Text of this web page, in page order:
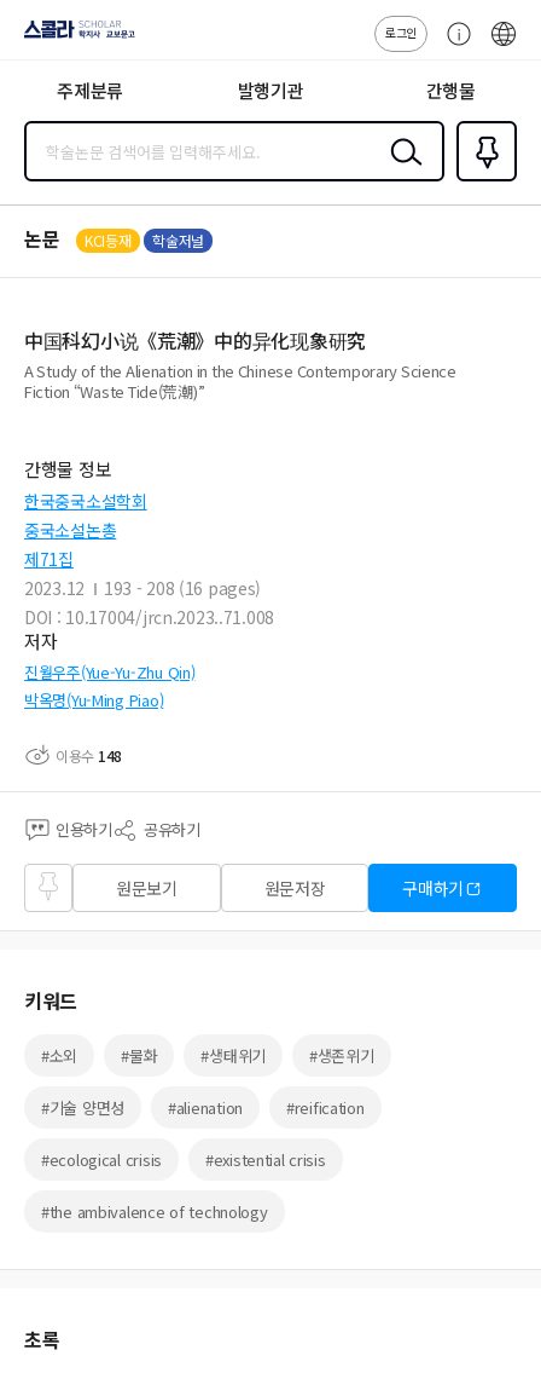
지사·교보문고
로그인
센
주제분류 발행기관 간행물
검색
즐겨찾
기0
논문 KCI등재 학술저널
中国科幻小说《荒潮》中的异化现象研究
A Study of the Alienation in the Chinese Contemporary Science
Fiction “Waste Tide(荒潮)”
간행물 정보
한국중국소설학회
중국소설논총
제71집
2023.12
193 - 208 (16 pages)
DOI : 10.17004/jrcn.2023..71.008
저자
진월우주(Yue-Yu-Zhu Qin)
박옥명(Yu-Ming Piao)
이용수 148
인용하기 공유하기
즐겨
찾기
원문보기 원문저장 구매하기
키워드
#소외 #물화 #생태위기 #생존위기
#기술 양면성 #alienation #reification
#ecological crisis #existential crisis
#the ambivalence of technology
초록